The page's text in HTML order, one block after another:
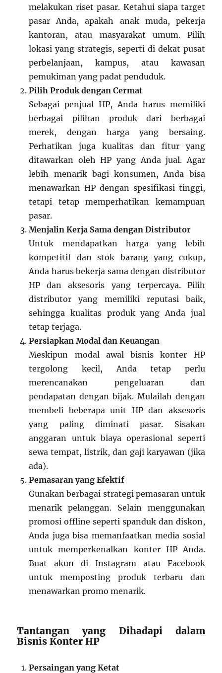
melakukan riset pasar. Ketahui siapa target
pasar Anda, apakah anak muda, pekerja
kantoran, atau masyarakat umum. Pilih
lokasi yang strategis, seperti di dekat pusat
perbelanjaan, kampus, atau kawasan
pemukiman yang padat penduduk.
Pilih Produk dengan Cermat
Sebagai penjual HP, Anda harus memiliki
berbagai pilihan produk dari berbagai
merek, dengan harga yang bersaing.
Perhatikan juga kualitas dan fitur yang
ditawarkan oleh HP yang Anda jual. Agar
lebih menarik bagi konsumen, Anda bisa
menawarkan HP dengan spesifikasi tinggi,
tetapi tetap memperhatikan kemampuan
pasar.
Menjalin Kerja Sama dengan Distributor
Untuk mendapatkan harga yang lebih
kompetitif dan stok barang yang cukup,
Anda harus bekerja sama dengan distributor
HP dan aksesoris yang terpercaya. Pilih
distributor yang memiliki reputasi baik,
sehingga kualitas produk yang Anda jual
tetap terjaga.
Persiapkan Modal dan Keuangan
Meskipun modal awal bisnis konter HP
tergolong kecil, Anda tetap perlu
merencanakan pengeluaran dan
pendapatan dengan bijak. Mulailah dengan
membeli beberapa unit HP dan aksesoris
yang paling diminati pasar. Sisakan
anggaran untuk biaya operasional seperti
sewa tempat, listrik, dan gaji karyawan (jika
ada).
Pemasaran yang Efektif
Gunakan berbagai strategi pemasaran untuk
menarik pelanggan. Selain menggunakan
promosi offline seperti spanduk dan diskon,
Anda juga bisa memanfaatkan media sosial
untuk memperkenalkan konter HP Anda.
Buat akun di Instagram atau Facebook
untuk memposting produk terbaru dan
menawarkan promo menarik.
Tantangan yang Dihadapi dalam
Bisnis Konter HP
Persaingan yang Ketat